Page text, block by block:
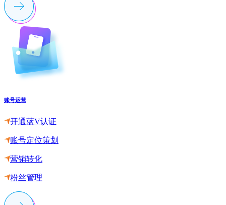
账号运营
开通蓝V认证
账号定位策划
营销转化
粉丝管理